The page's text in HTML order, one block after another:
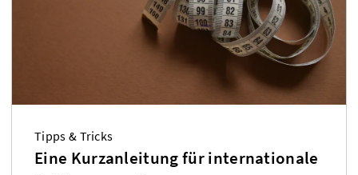
Tipps & Tricks
Eine Kurzanleitung für internationale